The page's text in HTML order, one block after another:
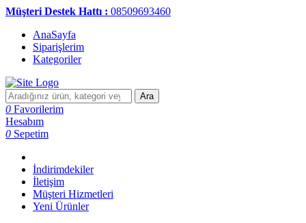
Müşteri Destek Hattı : 08509693460
AnaSayfa
Siparişlerim
Kategoriler
Ara
0 Favorilerim
Hesabım
0 Sepetim
İndirimdekiler
İletişim
Müşteri Hizmetleri
Yeni Ürünler